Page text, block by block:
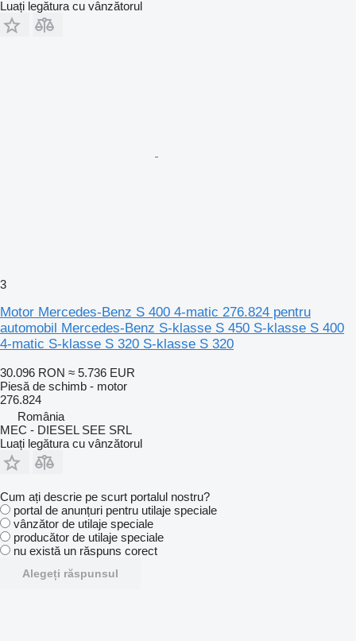
Luați legătura cu vânzătorul
3
Motor Mercedes-Benz S 400 4-matic 276.824 pentru
automobil Mercedes-Benz S-klasse S 450 S-klasse S 400
4-matic S-klasse S 320 S-klasse S 320
30.096 RON ≈ 5.736 EUR
Piesă de schimb - motor
276.824
România
MEC - DIESEL SEE SRL
Luați legătura cu vânzătorul
Cum ați descrie pe scurt portalul nostru?
portal de anunțuri pentru utilaje speciale
vânzător de utilaje speciale
producător de utilaje speciale
nu există un răspuns corect
Alegeți răspunsul